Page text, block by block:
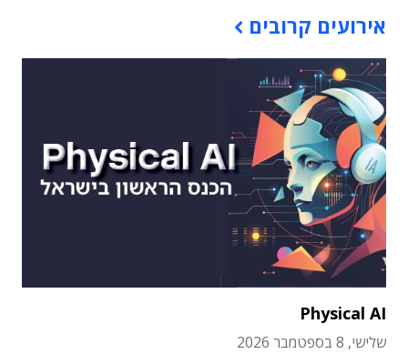
אירועים קרובים
Physical AI
שלישי, 8 בספטמבר 2026